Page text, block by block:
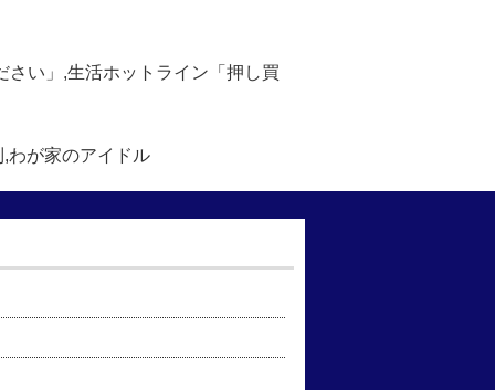
い」,生活ホットライン「押し買
わが家のアイドル